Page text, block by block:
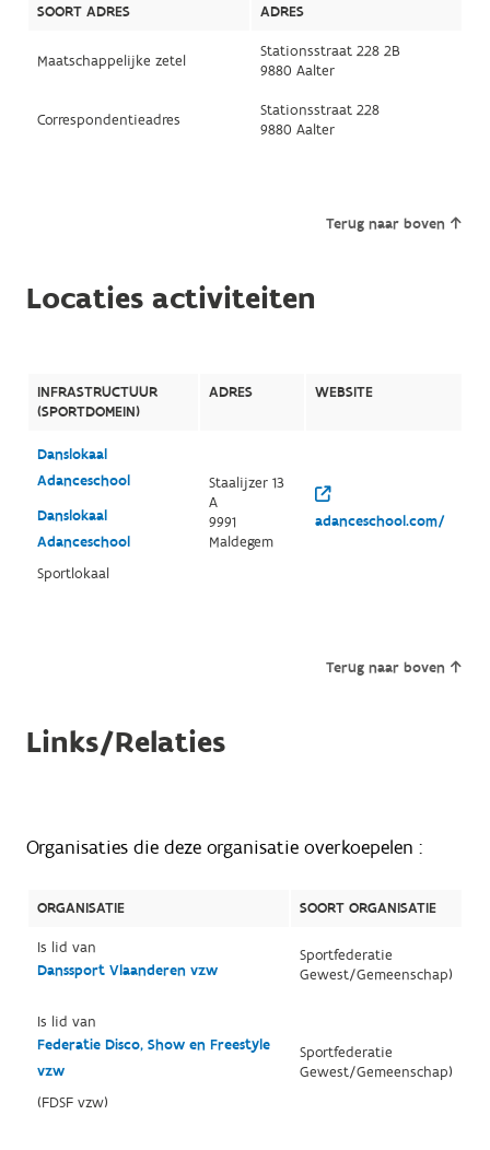
SOORT ADRES ADRES
Maatschappelijke zetel
Stationsstraat 228 2B
9880 Aalter
Correspondentieadres
Stationsstraat 228
9880 Aalter
Terug naar boven
Locaties activiteiten
INFRASTRUCTUUR
(SPORTDOMEIN)
ADRES WEBSITE
Danslokaal
Adanceschool
Danslokaal
Adanceschool
Sportlokaal
Staalijzer 13
A
9991
Maldegem
adanceschool.com/
Terug naar boven
Links/Relaties
Organisaties die deze organisatie overkoepelen :
ORGANISATIE
SOORT ORGANISATIE
Is lid van
Danssport Vlaanderen vzw
Sportfederatie
Gewest/Gemeenschap)
Is lid van
Federatie Disco, Show en Freestyle
vzw
(FDSF vzw)
Sportfederatie
Gewest/Gemeenschap)